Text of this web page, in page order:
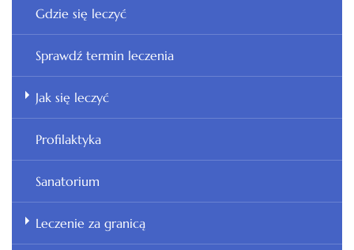
Gdzie się leczyć
Sprawdź termin leczenia
Jak się leczyć
Profilaktyka
Sanatorium
Leczenie za granicą